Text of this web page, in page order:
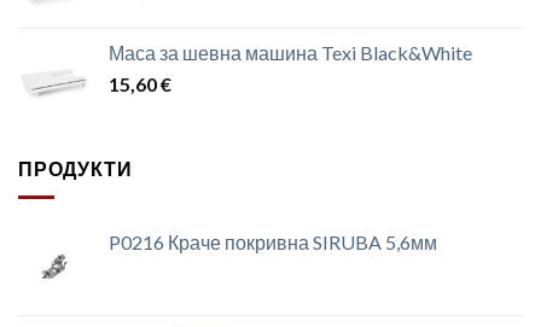
Маса за шевна машина Texi Black&White
15,60€
ПРОДУКТИ
P0216 Краче покривна SIRUBA 5,6мм